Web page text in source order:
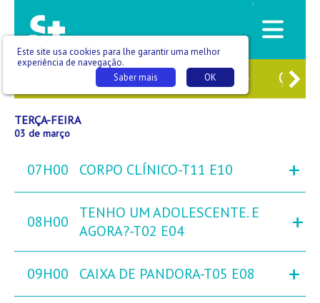
/
TER03 QUA 04 QUI
TERÇA-FEIRA
03 de março
07H00 CORPO CLÍNICO-T11 E10 +
08H00
TENHO UM ADOLESCENTE. E
AGORA?-T02 E04
+
09H00 CAIXA DE PANDORA-T05 E08 +
Este site usa cookies para lhe garantir uma melhor
experiência de navegação.
OK
Saber mais